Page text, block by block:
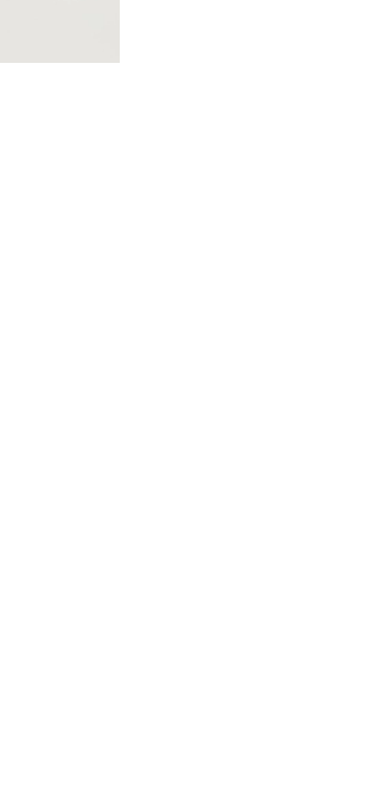
nostra Newsletter
e scopri in anteprima i nuovi arrivi, gli eventi